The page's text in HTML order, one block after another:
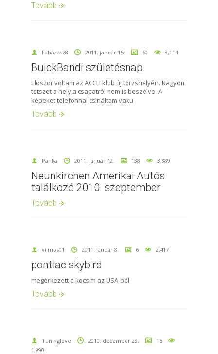
Tovább
Faházas78 2011. január 15. 60 3,114
BuickBandi születésnap
Elöször voltam az ACCH klub új törzshelyén. Nagyon
tetszet a hely,a csapatról nem is beszélve. A
képeket telefonnal csináltam vaku
Tovább
Panka 2011. január 12. 138 3,889
Neunkirchen Amerikai Autós
találkozó 2010. szeptember
Tovább
vilmos01 2011. január 8. 6 2,417
pontiac skybird
megérkezett a kocsim az USA-ból
Tovább
Tuninglove 2010. december 29.
15
1,990